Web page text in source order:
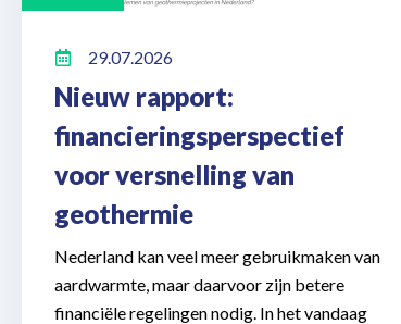
29.07.2026
Nieuw rapport:
financieringsperspectief
voor versnelling van
geothermie
Nederland kan veel meer gebruikmaken van
aardwarmte, maar daarvoor zijn betere
financiële regelingen nodig. In het vandaag